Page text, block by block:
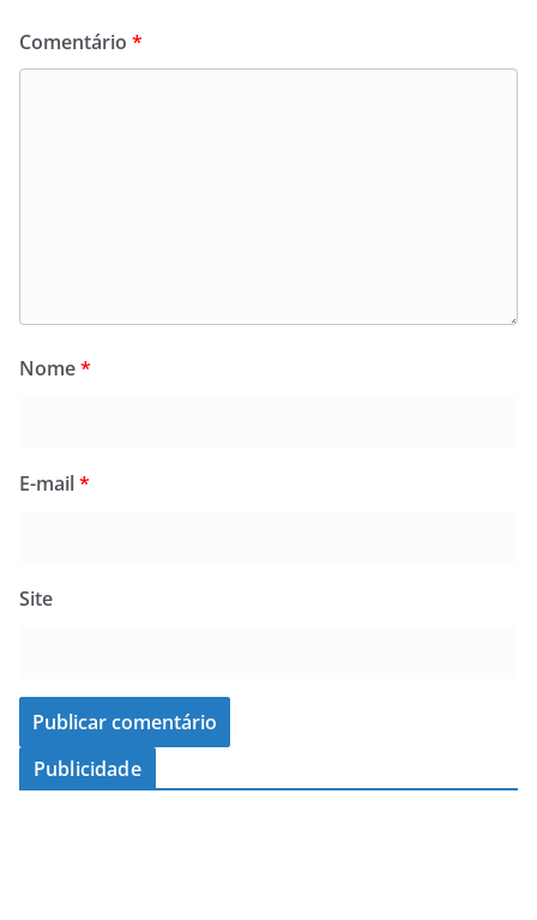
Comentário *
Nome*
E-mail*
Site
Publicidade